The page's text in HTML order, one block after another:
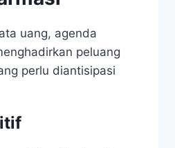
uang, agenda
peluang
perlu diantisipasi